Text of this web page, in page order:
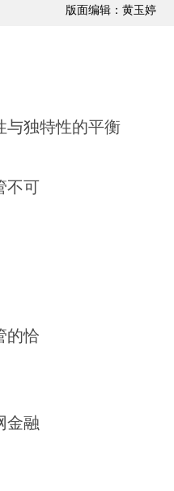
版面编辑：黄玉婷
与独特性的平衡
不可
的恰
金融